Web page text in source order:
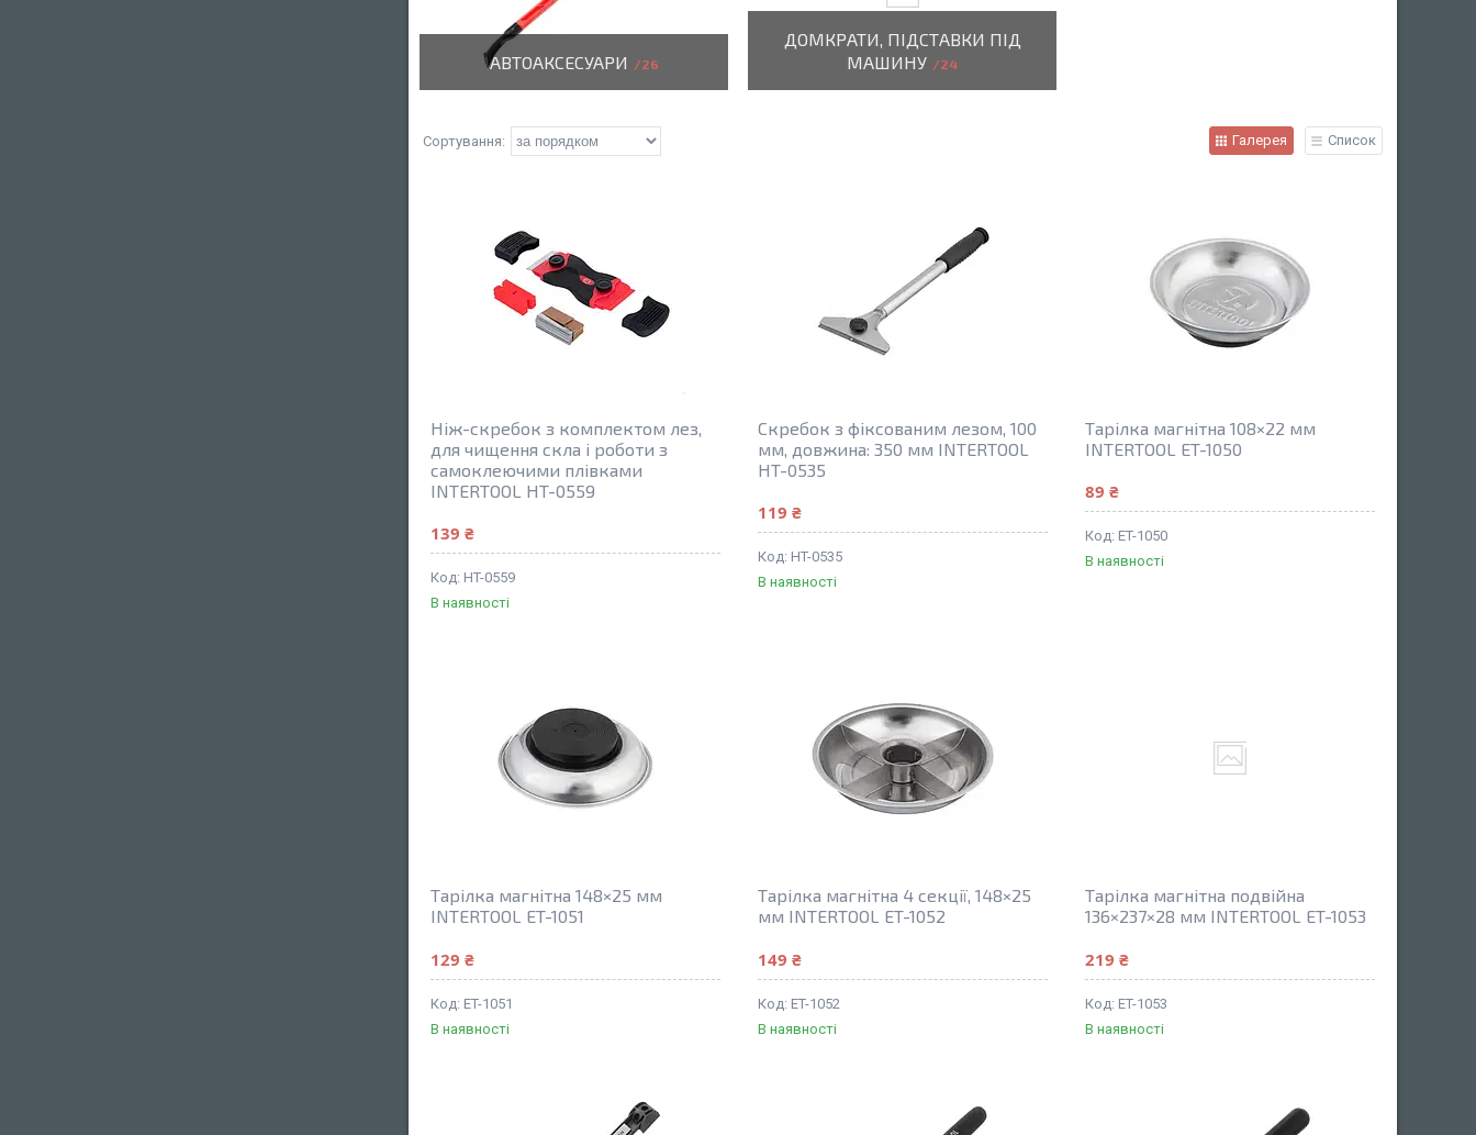
АВТОАКСЕСУАРИ 26
ДОМКРАТИ, ПІДСТАВКИ ПІД
МАШИНУ
24
Галерея Список
Ніж-скребок з комплектом лез,
для чищення скла і роботи з
самоклеючими плівками
INTERTOOL HT-0559
139 ₴
HT-0559
В наявності
Скребок з фіксованим лезом, 100
мм, довжина: 350 мм INTERTOOL
HT-0535
119 ₴
HT-0535
В наявності
Тарілка магнітна 108×22 мм
INTERTOOL ET-1050
89 ₴
ET-1050
В наявності
Тарілка магнітна 148×25 мм
INTERTOOL ET-1051
129 ₴
ET-1051
В наявності
Тарілка магнітна 4 секції, 148×25
мм INTERTOOL ET-1052
149 ₴
ET-1052
В наявності
Тарілка магнітна подвійна
136×237×28 мм INTERTOOL ET-1053
219 ₴
ET-1053
В наявності